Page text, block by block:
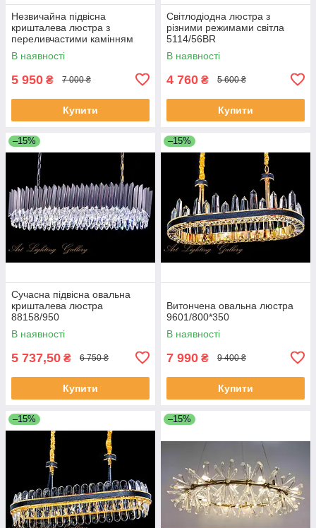
Незвичайна підвісна
кришталева люстра з
переливчастими камінням
J028/500
В наявності
5 950 ₴ 7 000 ₴
Купити
Світлодіодна люстра з
різними режимами світла
5114/56BR
В наявності
4 760 ₴ 5 600 ₴
Купити
–15%
Сучасна підвісна овальна
кришталева люстра
88158/950
В наявності
5 737,50 ₴ 6 750 ₴
Купити
–15%
Витончена овальна люстра
9601/800*350
В наявності
7 990 ₴ 9 400 ₴
Купити
–15% –15%